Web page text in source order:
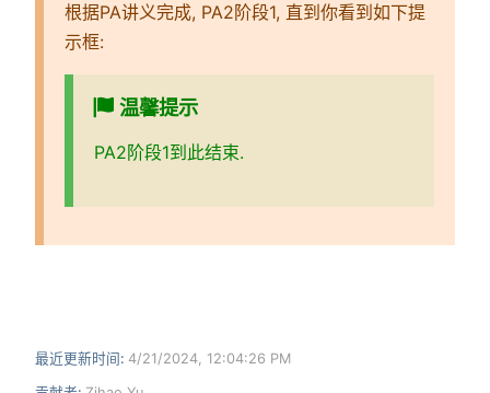
根据PA讲义完成, PA2阶段1, 直到你看到如下提
示框:
温馨提示
PA2阶段1到此结束.
最近更新时间: 4/21/2024, 12:04:26 PM